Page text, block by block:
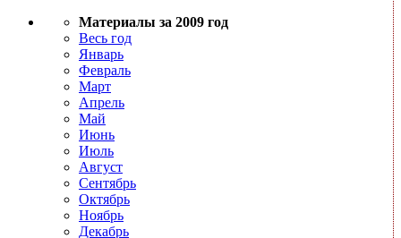
Материалы за 2009 год
Весь год
Январь
Февраль
Март
Апрель
Май
Июнь
Июль
Август
Сентябрь
Октябрь
Ноябрь
Декабрь